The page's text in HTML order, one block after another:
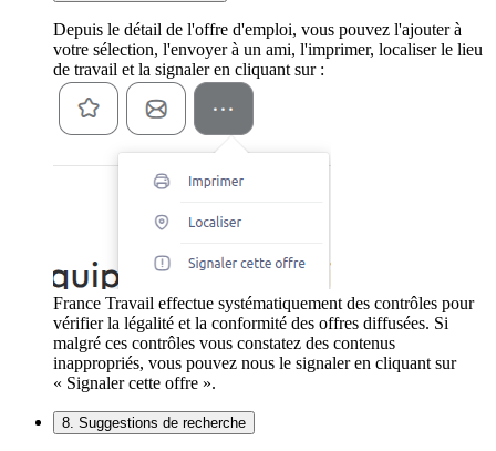
Depuis le détail de l'offre d'emploi, vous pouvez l'ajouter à
votre sélection, l'envoyer à un ami, l'imprimer, localiser le lieu
de travail et la signaler en cliquant sur :
France Travail effectue systématiquement des contrôles pour
vérifier la légalité et la conformité des offres diffusées. Si
malgré ces contrôles vous constatez des contenus
inappropriés, vous pouvez nous le signaler en cliquant sur
« Signaler cette offre ».
8. Suggestions de recherche